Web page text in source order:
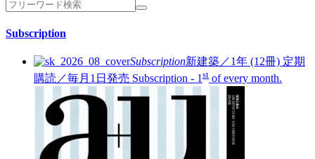
Subscription
Subscription新建築／1年 (12冊) 定期
購読／毎月1日発売 Subscription - 1 st of every month.